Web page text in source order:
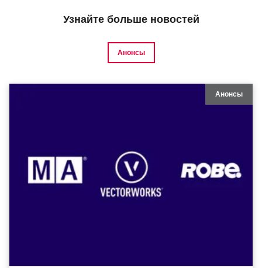
Узнайте больше новостей
Анонсы
Анонсы